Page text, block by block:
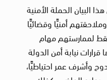
البيان الحملة الأمنية
أمنيًّا وقضائيًّا
لممارستهم مهام
نيابة أمن الدولة
وأشرف عمر احتياطيًّا،